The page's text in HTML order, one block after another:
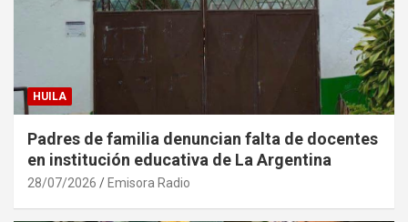
HUILA
Padres de familia denuncian falta de docentes
en institución educativa de La Argentina
28/07/2026 Emisora Radio